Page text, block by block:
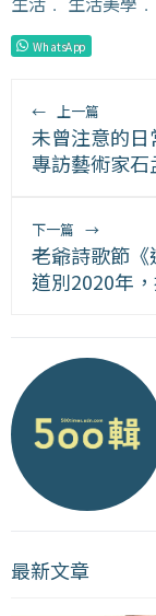
WhatsApp
← 上一篇
未曾注意的
專訪藝術家
下一篇 →
老爺詩歌節
道別2020年
最新文章